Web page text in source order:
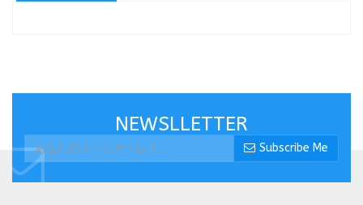
NEWSLLETTER
Subscribe Me